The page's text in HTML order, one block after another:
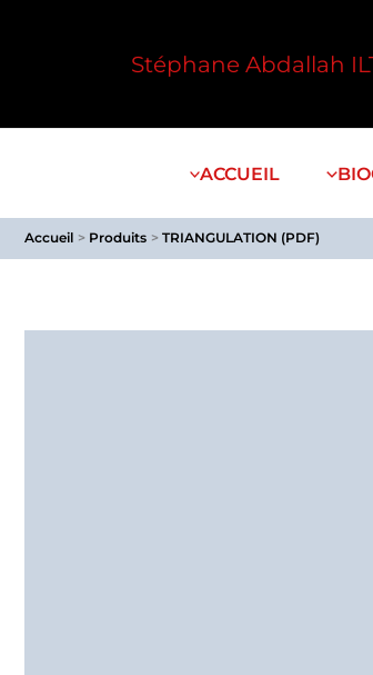
Stéphane Abdallah
ACCUEIL
Accueil Produits TRIANGULATION (PDF)